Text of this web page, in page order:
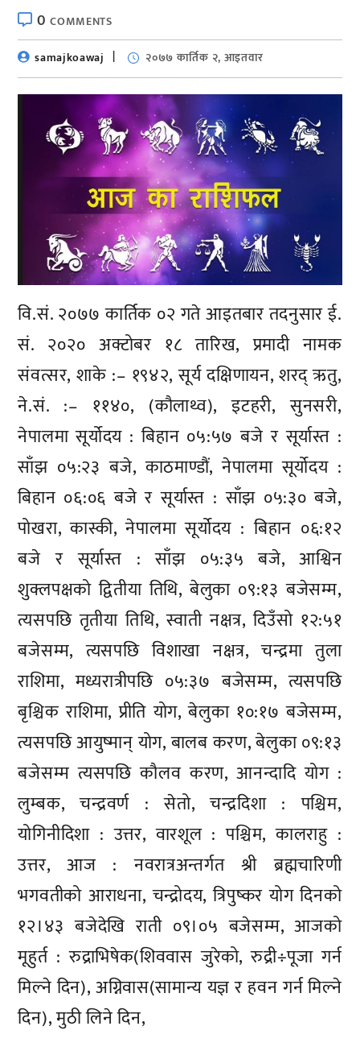
0COMMENTS
samajkoawaj
२०७७ कार्तिक २, आइतवार
वि.सं. २०७७ कार्तिक ०२ गते आइतबार तदनुसार ई.
सं. २०२० अक्टोबर १८ तारिख, प्रमादी नामक
संवत्सर, शाके :– १९४२, सूर्य दक्षिणायन, शरद् ऋतु,
ने.सं. :– ११४०, (कौलाथ्व), इटहरी, सुनसरी,
नेपालमा सूर्योदय : बिहान ०५:५७ बजे र सूर्यास्त :
साँझ ०५:२३ बजे, काठमाण्डौं, नेपालमा सूर्योदय :
बिहान ०६:०६ बजे र सूर्यास्त : साँझ ०५:३० बजे,
पोखरा, कास्की, नेपालमा सूर्योदय : बिहान ०६:१२
बजे र सूर्यास्त : साँझ ०५:३५ बजे, आश्विन
शुक्लपक्षको द्वितीया तिथि, बेलुका ०९:१३ बजेसम्म,
त्यसपछि तृतीया तिथि, स्वाती नक्षत्र, दिउँसो १२:५१
बजेसम्म, त्यसपछि विशाखा नक्षत्र, चन्द्रमा तुला
राशिमा, मध्यरात्रीपछि ०५:३७ बजेसम्म, त्यसपछि
बृश्चिक राशिमा, प्रीति योग, बेलुका १०:१७ बजेसम्म,
त्यसपछि आयुष्मान् योग, बालब करण, बेलुका ०९:१३
बजेसम्म त्यसपछि कौलव करण, आनन्दादि योग :
लुम्बक, चन्द्रवर्ण : सेतो, चन्द्रदिशा : पश्चिम,
योगिनीदिशा : उत्तर, वारशूल : पश्चिम, कालराहु :
उत्तर, आज : नवरात्रअन्तर्गत श्री ब्रह्मचारिणी
भगवतीको आराधना, चन्द्रोदय, त्रिपुष्कर योग दिनको
१२।४३ बजेदेखि राती ०९।०५ बजेसम्म, आजको
मूहुर्त : रुद्राभिषेक(शिववास जुरेको, रुद्री÷पूजा गर्न
मिल्ने दिन), अग्निवास(सामान्य यज्ञ र हवन गर्न मिल्ने
दिन), मुठी लिने दिन,